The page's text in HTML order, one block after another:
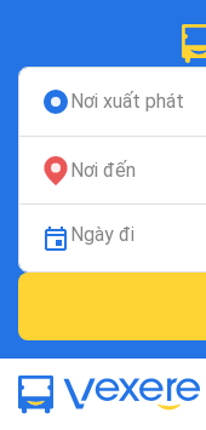
Nơi xuất phát
Nơi đến
Ngày đi